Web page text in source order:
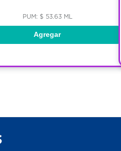
PUM: $ 53.63 ML
Agregar